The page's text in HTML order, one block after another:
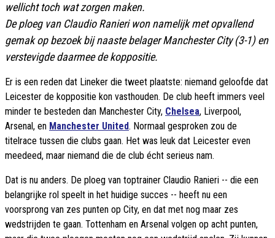
wellicht toch wat zorgen maken.
De ploeg van Claudio Ranieri won namelijk met opvallend
gemak op bezoek bij naaste belager Manchester City (3-1) en
verstevigde daarmee de koppositie.
Er is een reden dat Lineker die tweet plaatste: niemand geloofde dat
Leicester de koppositie kon vasthouden. De club heeft immers veel
minder te besteden dan Manchester City, Chelsea, Liverpool,
Arsenal, en Manchester United. Normaal gesproken zou de
titelrace tussen die clubs gaan. Het was leuk dat Leicester even
meedeed, maar niemand die de club écht serieus nam.
Dat is nu anders. De ploeg van toptrainer Claudio Ranieri -- die een
belangrijke rol speelt in het huidige succes -- heeft nu een
voorsprong van zes punten op City, en dat met nog maar zes
wedstrijden te gaan. Tottenham en Arsenal volgen op acht punten,